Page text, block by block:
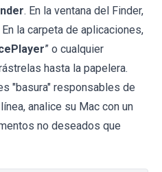
. En la ventana del Finder,
En la carpeta de aplicaciones,
” o cualquier
hasta la papelera.
"basura" responsables de
analice su Mac con un
no deseados que